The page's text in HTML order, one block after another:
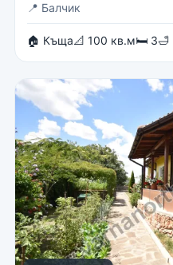
📍 Балчик
🏠 Къща📐 100 кв.м🛏 3🛁